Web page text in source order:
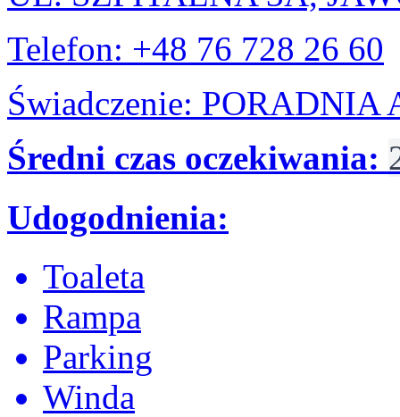
Telefon: +48 76 728 26 60
Świadczenie:
Średni czas oczekiwania:
Udogodnienia:
Toaleta
Rampa
Parking
Winda